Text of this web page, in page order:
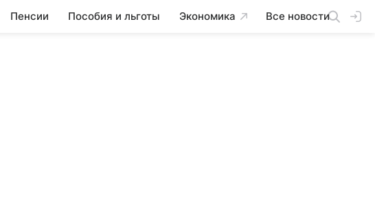
Пенсии Пособия и льготы Экономика Все новости